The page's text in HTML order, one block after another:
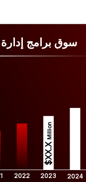
سوق برامج إدارة
2022 2023 2024
$XX.X
Million